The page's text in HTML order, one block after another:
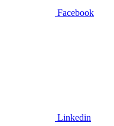
Facebook
Linkedin